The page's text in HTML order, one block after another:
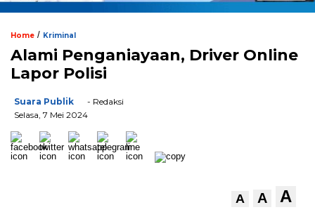
Home / Kriminal
Alami Penganiayaan, Driver Online
Lapor Polisi
Suara Publik
- Redaksi
Selasa, 7 Mei 2024
A A A